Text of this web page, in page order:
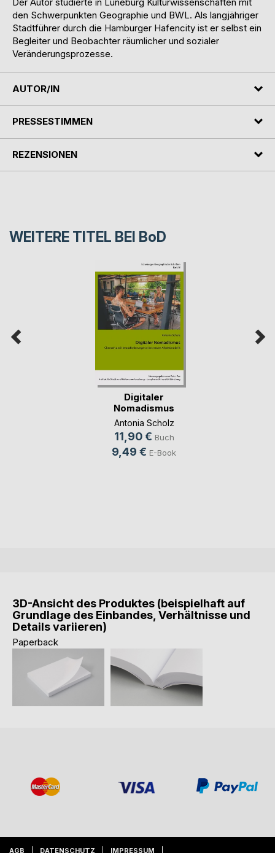
den Schwerpunkten Geographie und BWL. Als langjähriger
Stadtführer durch die Hamburger Hafencity ist er selbst ein
Begleiter und Beobachter räumlicher und sozialer
Veränderungsprozesse.
AUTOR/IN
PRESSESTIMMEN
REZENSIONEN
WEITERE TITEL BEI BoD
Digitaler
Nomadismus
Antonia Scholz
11,90 € Buch
9,49 € E-Book
3D-Ansicht des Produktes (beispielhaft auf
Grundlage des Einbandes, Verhältnisse und
Details variieren)
Paperback
AGB DATENSCHUTZ IMPRESSUM